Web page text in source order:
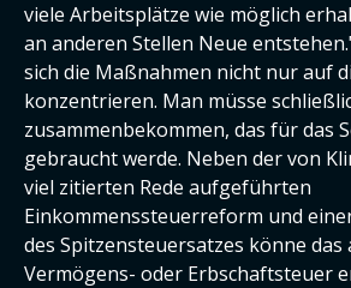
viele Arbeitsplätze wie möglich
an anderen Stellen Neue
sich die Maßnahmen nicht nur auf
konzentrieren. Man müsse
zusammenbekommen, das für das
gebraucht werde. Neben der von
viel zitierten Rede aufgeführten
Einkommenssteuerreform und
des Spitzensteuersatzes könne das
Vermögens- oder Erbschaftsteuer